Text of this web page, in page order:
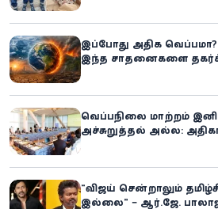
இப்போது அதிக
இந்த சாதனைகளை
வெப்பநிலை மாற்றம்
அச்சுறுத்தல் அல்ல:
“விஜய் சென்றாலும்
இல்லை” – ஆர்.ஜே.